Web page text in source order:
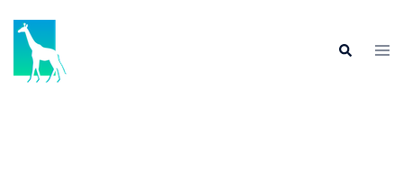
content
Search